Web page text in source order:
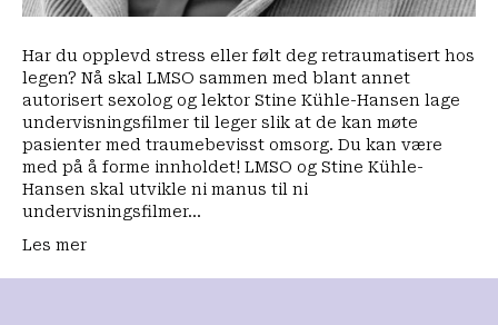
Har du opplevd stress eller følt deg retraumatisert hos
legen? Nå skal LMSO sammen med blant annet
autorisert sexolog og lektor Stine Kühle-Hansen lage
undervisningsfilmer til leger slik at de kan møte
pasienter med traumebevisst omsorg. Du kan være
med på å forme innholdet! LMSO og Stine Kühle-
Hansen skal utvikle ni manus til ni
undervisningsfilmer…
Les mer